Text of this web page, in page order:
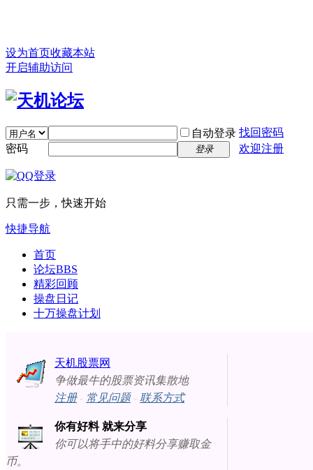
设为首页收藏本站
开启辅助访问
自动登录 找回密码
密码
登录 欢迎注册
只需一步，快速开始
快捷导航
首页
论坛BBS
精彩回顾
操盘日记
十万操盘计划
天机股票网
争做最牛的股票资讯集散地
注册- 常见问题- 联系方式
你有好料 就来分享
你可以将手中的好料分享赚取金
币。